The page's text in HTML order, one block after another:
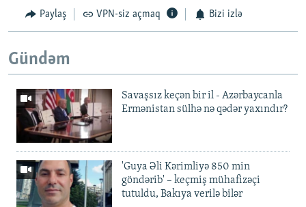
Paylaş VPN-siz açmaq Bizi izlə
Gündəm
Savaşsız keçən bir il - Azərbaycanla
Ermənistan sülhə nə qədər yaxındır?
'Guya Əli Kərimliyə 850 min
göndərib' – keçmiş mühafizəçi
tutuldu, Bakıya verilə bilər